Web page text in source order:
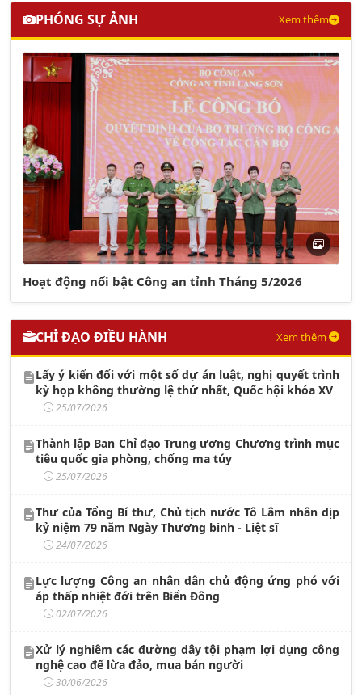
PHÓNG SỰ ẢNH Xem thêm
Hoạt động nổi bật Công an tỉnh Tháng 5/2026
CHỈ ĐẠO ĐIỀU HÀNH Xem thêm
Lấy ý kiến đối với một số dự án luật, nghị quyết trình
kỳ họp không thường lệ thứ nhất, Quốc hội khóa XV
25/07/2026
Thành lập Ban Chỉ đạo Trung ương Chương trình mục
tiêu quốc gia phòng, chống ma túy
25/07/2026
Thư của Tổng Bí thư, Chủ tịch nước Tô Lâm nhân dịp
kỷ niệm 79 năm Ngày Thương binh - Liệt sĩ
24/07/2026
Lực lượng Công an nhân dân chủ động ứng phó với
áp thấp nhiệt đới trên Biển Đông
02/07/2026
Xử lý nghiêm các đường dây tội phạm lợi dụng công
nghệ cao để lừa đảo, mua bán người
30/06/2026